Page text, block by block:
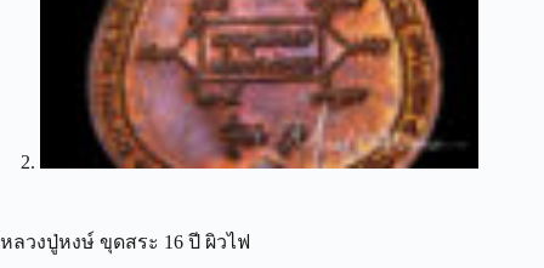
หลวงปู่หงษ์ ขุดสระ 16 ปี ผิวไฟ